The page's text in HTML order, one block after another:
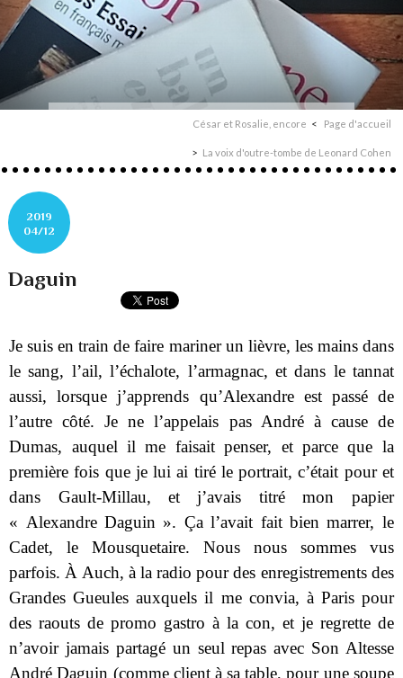
César et Rosalie, encore Page d'accueil
La voix d'outre-tombe de Leonard Cohen
2019
04/12
Daguin
Je suis en train de faire mariner un lièvre, les mains dans
le sang, l’ail, l’échalote, l’armagnac, et dans le tannat
aussi, lorsque j’apprends qu’Alexandre est passé de
l’autre côté. Je ne l’appelais pas André à cause de
Dumas, auquel il me faisait penser, et parce que la
première fois que je lui ai tiré le portrait, c’était pour et
dans Gault-Millau, et j’avais titré mon papier
« Alexandre Daguin ». Ça l’avait fait bien marrer, le
Cadet, le Mousquetaire. Nous nous sommes vus
parfois. À Auch, à la radio pour des enregistrements des
Grandes Gueules auxquels il me convia, à Paris pour
des raouts de promo gastro à la con, et je regrette de
n’avoir jamais partagé un seul repas avec Son Altesse
André Daguin (comme client à sa table, pour une soupe